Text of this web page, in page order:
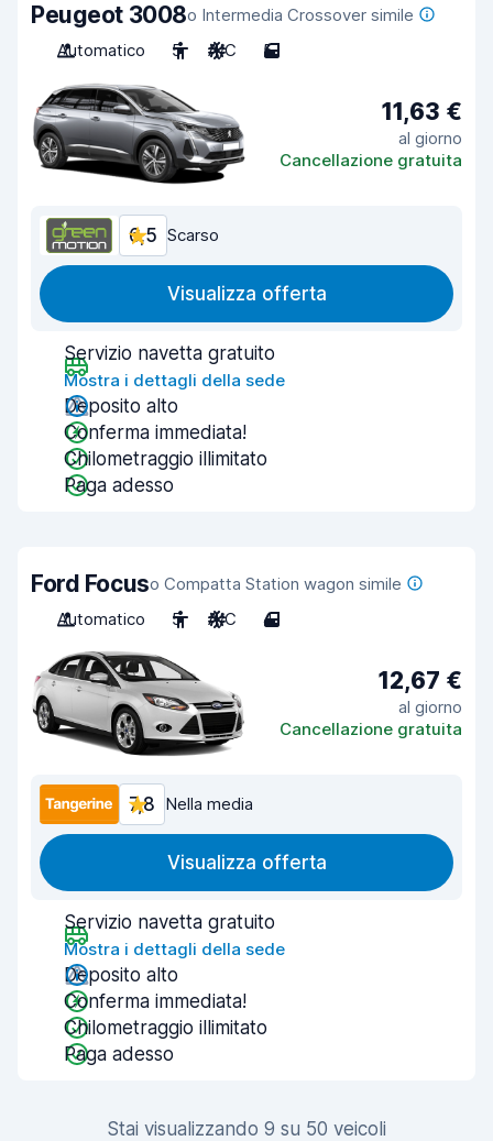
Peugeot 3008o Intermedia Crossover simile
Automatico
5 A/C 5
11,63 €
al giorno
Cancellazione gratuita
6,5 Scarso
Visualizza offerta
Servizio navetta gratuito
Mostra i dettagli della sede
Deposito alto
Conferma immediata!
Chilometraggio illimitato
Paga adesso
Ford Focuso Compatta Station wagon simile
Automatico
5 A/C 4
12,67 €
al giorno
Cancellazione gratuita
7,8 Nella media
Visualizza offerta
Servizio navetta gratuito
Mostra i dettagli della sede
Deposito alto
Conferma immediata!
Chilometraggio illimitato
Paga adesso
Stai visualizzando 9 su 50 veicoli